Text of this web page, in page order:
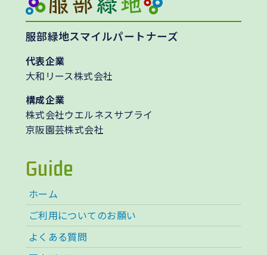
服部緑地スマイルパートナーズ
代表企業
大和リース株式会社
構成企業
株式会社ウエルネスサプライ
京阪園芸株式会社
Guide
ホーム
ご利用についてのお願い
よくある質問